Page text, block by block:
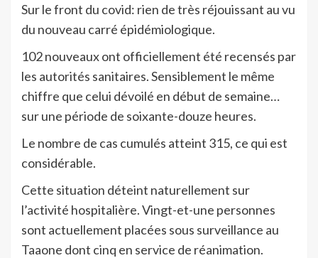
Sur le front du covid: rien de très réjouissant au vu
du nouveau carré épidémiologique.
102 nouveaux ont officiellement été recensés par
les autorités sanitaires. Sensiblement le même
chiffre que celui dévoilé en début de semaine…
sur une période de soixante-douze heures.
Le nombre de cas cumulés atteint 315, ce qui est
considérable.
Cette situation déteint naturellement sur
l’activité hospitalière. Vingt-et-une personnes
sont actuellement placées sous surveillance au
Taaone dont cinq en service de réanimation.